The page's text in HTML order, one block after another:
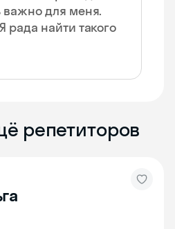
важно для меня.
рада найти такого
репетиторов